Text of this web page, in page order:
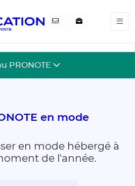
PRONOTE
en mode
en mode hébergé à
de l'année.